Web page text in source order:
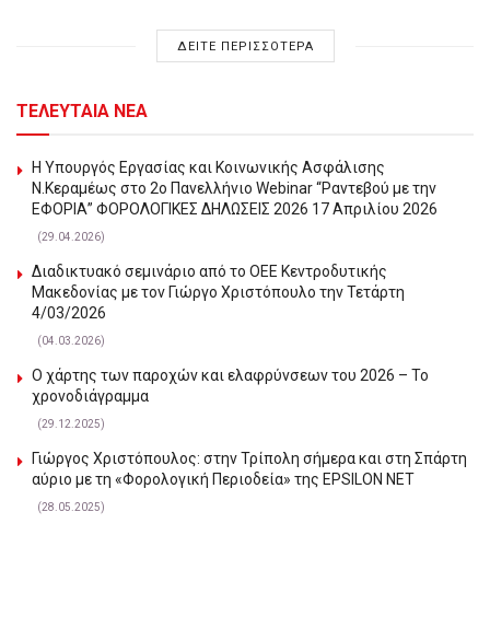
ΔΕΙΤΕ ΠΕΡΙΣΣΟΤΕΡΑ
ΤΕΛΕΥΤΑΙΑ ΝΕΑ
Η Υπουργός Εργασίας και Κοινωνικής Ασφάλισης
Ν.Κεραμέως στο 2o Πανελλήνιο Webinar “Ραντεβού με την
ΕΦΟΡΙΑ” ΦΟΡΟΛΟΓΙΚΕΣ ΔΗΛΩΣΕΙΣ 2026 17 Απριλίου 2026
(29.04.2026)
Διαδικτυακό σεμινάριο από το ΟΕΕ Κεντροδυτικής
Μακεδονίας με τον Γιώργο Χριστόπουλο την Τετάρτη
4/03/2026
(04.03.2026)
Ο χάρτης των παροχών και ελαφρύνσεων του 2026 – Το
χρονοδιάγραμμα
(29.12.2025)
Γιώργος Χριστόπουλος: στην Τρίπολη σήμερα και στη Σπάρτη
αύριο με τη «Φορολογική Περιοδεία» της EPSILON NET
(28.05.2025)